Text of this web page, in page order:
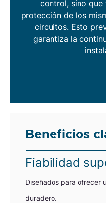
control, sino que
protección de los
circuitos. Esto
garantiza la
Beneficios
Fiabilidad
Diseñados para ofrecer
duradero.